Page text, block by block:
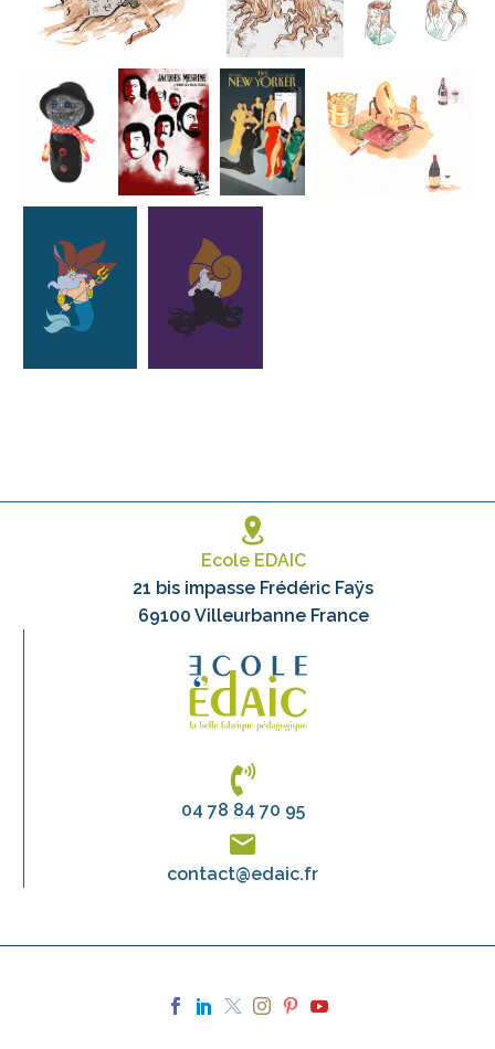
Ecole EDAIC
21 bis impasse Frédéric Faÿs
69100 Villeurbanne France
04 78 84 70 95
contact@edaic.fr